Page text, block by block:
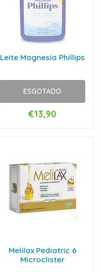
Leite Magnesia Phillips
ESGOTADO
€13,90
Melilax Pediatric 6
Microclister